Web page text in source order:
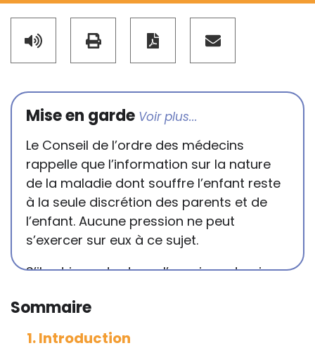
Mise en garde
Le Conseil de l’ordre des médecins
rappelle que l’information sur la nature
de la maladie dont souffre l’enfant reste
à la seule discrétion des parents et de
l’enfant. Aucune pression ne peut
s’exercer sur eux à ce sujet.
S’il est important que l’enseignant puisse
conséquences de la maladie ou du
handicap sur les apprentissages, cela ne
Sommaire
Introduction